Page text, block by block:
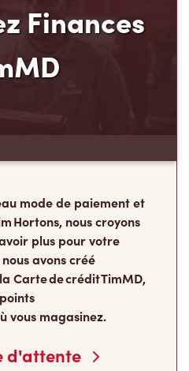
Finances
mode de paiement et
Hortons, nous croyons
plus pour votre
avons créé
Carte de crédit TimMD,
vous magasinez.
d'attente